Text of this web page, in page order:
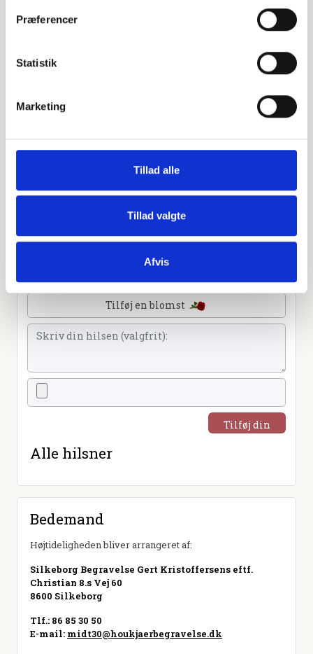
Præferencer
Statistik
Marketing
Tillad alle
Tillad valgte
Afvis
contributors
Sammen kan vi mindes Bodil Henriksen. Du kan tænde
dele billeder og video eller blot sende et hjerte eller en
rose
Tilføj et hjerte
Tilføj en blomst
Tilføj din
Alle hilsner
Bedemand
Højtideligheden bliver arrangeret af:
Silkeborg Begravelse Gert Kristoffersens eftf.
Christian 8.s Vej 60
8600 Silkeborg
Tlf.: 86 85 30 50
E-mail: midt30@houkjaerbegravelse.dk